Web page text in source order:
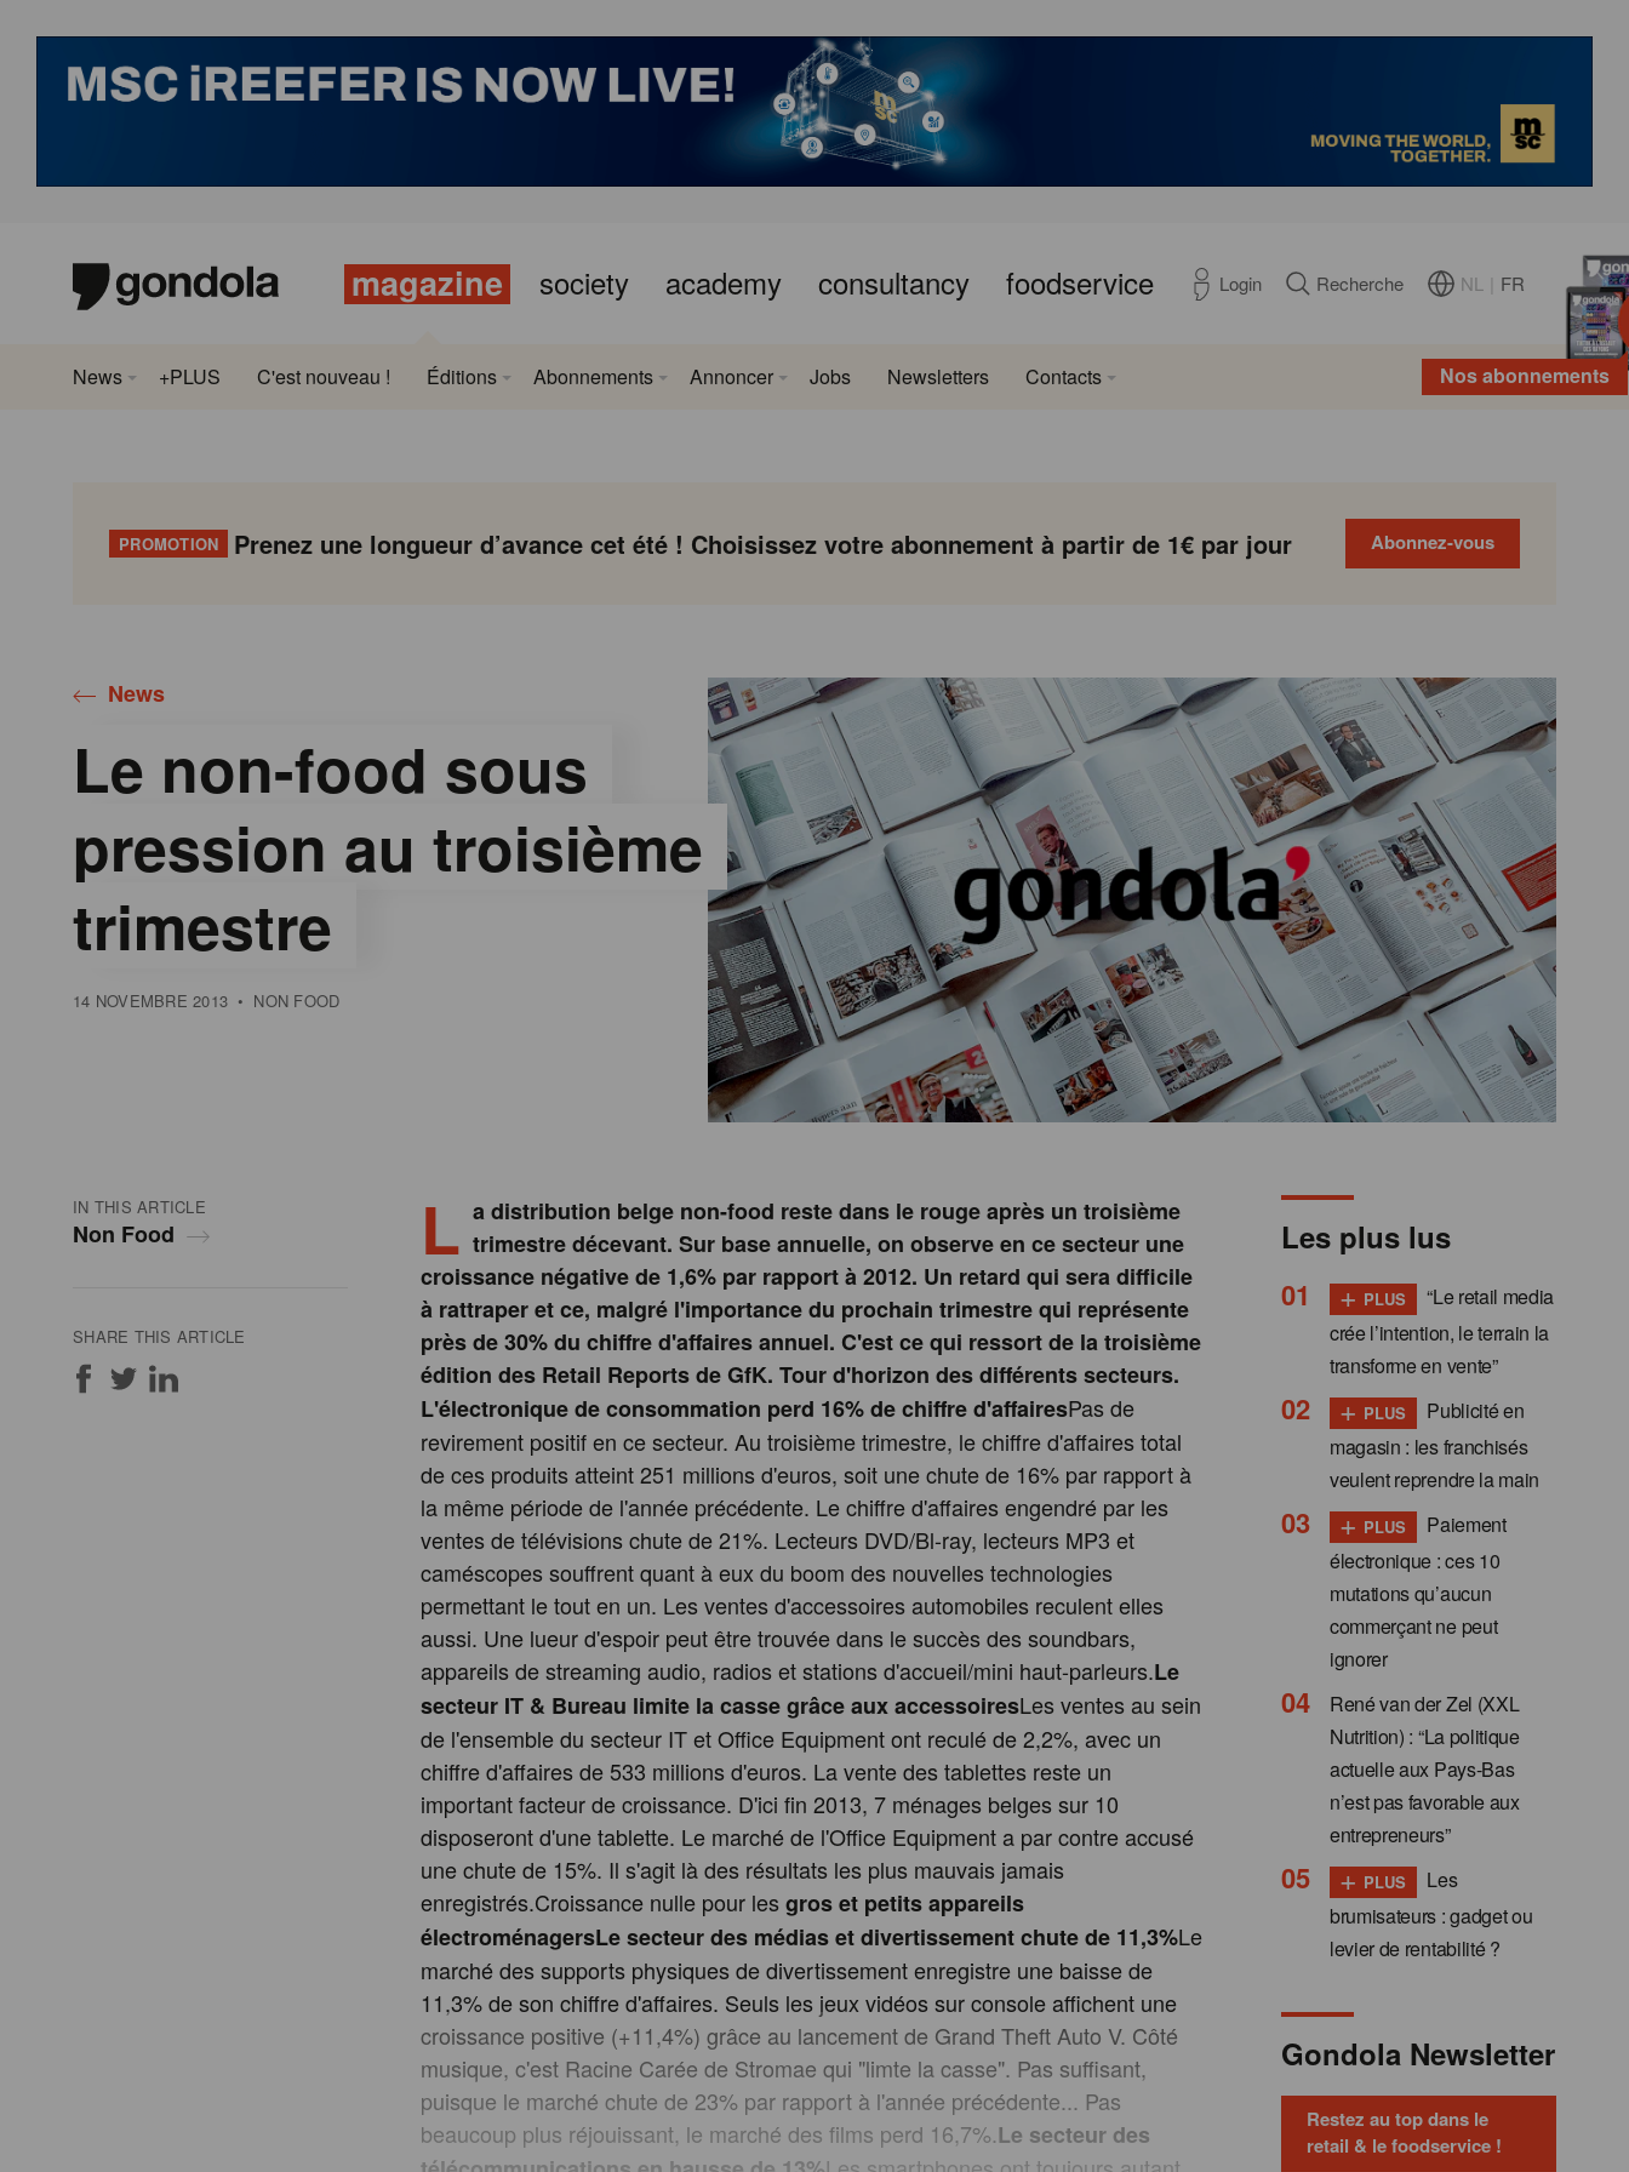
magazine society academy consultancy foodservice Login Recherche NL FR
Nos abonnements
News +PLUS C'est nouveau ! Éditions Abonnements Annoncer Jobs Newsletters Contacts
PROMOTION Prenez une longueur d’avance cet été ! Choisissez votre abonnement à partir de 1€ par jour Abonnez-vous
News
Le non-food sous
pression au troisième
trimestre
14 NOVEMBRE 2013 • NON FOOD
IN THIS ARTICLE
Non Food
SHARE THIS ARTICLE
L a distribution belge non-food reste dans le rouge après un troisième
trimestre décevant. Sur base annuelle, on observe en ce secteur une
croissance négative de 1,6% par rapport à 2012. Un retard qui sera difficile
à rattraper et ce, malgré l'importance du prochain trimestre qui représente
près de 30% du chiffre d'affaires annuel. C'est ce qui ressort de la troisième
édition des Retail Reports de GfK. Tour d'horizon des différents secteurs.
L'électronique de consommation perd 16% de chiffre d'affairesPas de
revirement positif en ce secteur. Au troisième trimestre, le chiffre d'affaires total
de ces produits atteint 251 millions d'euros, soit une chute de 16% par rapport à
la même période de l'année précédente. Le chiffre d'affaires engendré par les
ventes de télévisions chute de 21%. Lecteurs DVD/Bl-ray, lecteurs MP3 et
caméscopes souffrent quant à eux du boom des nouvelles technologies
permettant le tout en un. Les ventes d'accessoires automobiles reculent elles
aussi. Une lueur d'espoir peut être trouvée dans le succès des soundbars,
appareils de streaming audio, radios et stations d'accueil/mini haut-parleurs.Le
secteur IT & Bureau limite la casse grâce aux accessoiresLes ventes au sein
de l'ensemble du secteur IT et Office Equipment ont reculé de 2,2%, avec un
chiffre d'affaires de 533 millions d'euros. La vente des tablettes reste un
important facteur de croissance. D'ici fin 2013, 7 ménages belges sur 10
disposeront d'une tablette. Le marché de l'Office Equipment a par contre accusé
une chute de 15%. Il s'agit là des résultats les plus mauvais jamais
enregistrés.Croissance nulle pour les gros et petits appareils
électroménagersLe secteur des médias et divertissement chute de 11,3%Le
marché des supports physiques de divertissement enregistre une baisse de
11,3% de son chiffre d'affaires. Seuls les jeux vidéos sur console affichent une
croissance positive (+11,4%) grâce au lancement de Grand Theft Auto V. Côté
musique, c'est Racine Carée de Stromae qui "limte la casse". Pas suffisant,
puisque le marché chute de 23% par rapport à l'année précédente... Pas
beaucoup plus réjouissant, le marché des films perd 16,7%.Le secteur des
Les plus lus
+ PLUS
“Le retail media
crée l’intention, le terrain la
transforme en vente”
+ PLUS
Publicité en
magasin : les franchisés
veulent reprendre la main
+ PLUS
Paiement
électronique : ces 10
mutations qu’aucun
commerçant ne peut
ignorer
René van der Zel (XXL
Nutrition) : “La politique
actuelle aux Pays-Bas
n’est pas favorable aux
entrepreneurs”
+ PLUS
Les
brumisateurs : gadget ou
levier de rentabilité ?
Gondola Newsletter
Restez au top dans le
retail & le foodservice !